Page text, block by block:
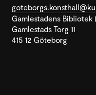
Gamlestadens Bibliotek
Gamlestads Torg 11
415 12 Göteborg